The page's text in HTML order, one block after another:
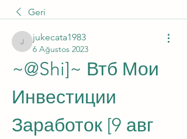
Geri
jukecata1983
jukecata1983
6 Ağustos 2023
~@Shi]~ Втб Мои
Инвестиции
Заработок [9 авг